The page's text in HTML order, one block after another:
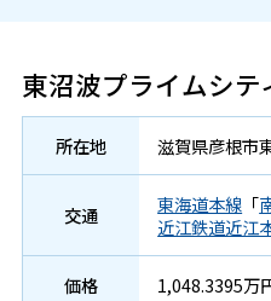
東沼波プライムシ
所在地 滋賀県彦根市
交通 東海道本線 「
近江鉄道近江
価格 1,048.3395万